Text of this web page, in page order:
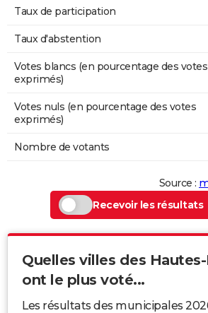
Taux de participation
Taux d'abstention
Votes blancs (en pourcentage des votes
exprimés)
Votes nuls (en pourcentage des votes
exprimés)
Nombre de votants
Source :
Recevoir les résultats
Quelles villes des
ont le plus voté...
Les résultats des municipales